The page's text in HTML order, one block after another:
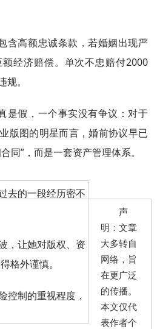
含高额忠诚条款，若婚姻出现严
经济赔偿。单次不忠赔付2000
。
是假，一个事实没有争议：对于
版图的明星而言，婚前协议早已
同”，而是一套资产管理体系。
去的一段经历密不
，让她对版权、资
格外谨慎。
控制的重视程度，
声
明：文章
大多转自
网络，旨
在更广泛
的传播。
本文仅代
表作者个